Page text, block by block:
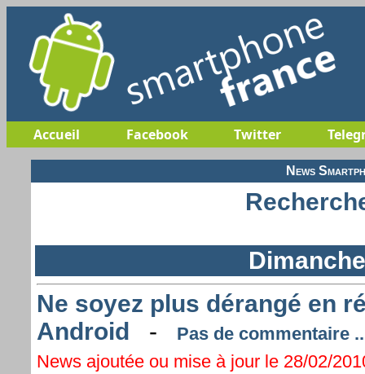
Accueil Facebook Twitter
News
Ne soyez plus dérangé en
Android
-
Pas de commentaire
News ajoutée ou mise à jour le 28/02/